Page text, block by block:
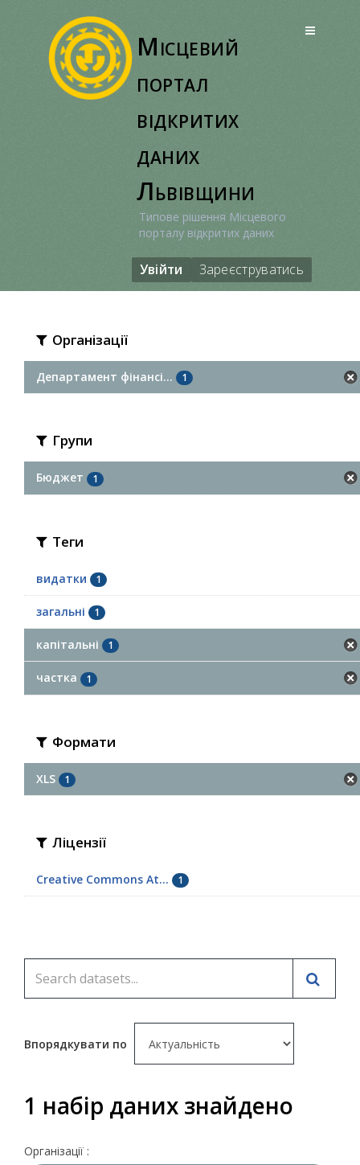
Місцевий
портал
відкритих
даних
Львівщини
Типове рішення Місцевого
порталу відкритих даних
Увійти Зареєструватись
Організації
Департамент фінансі... 1
Групи
Бюджет 1
Теги
видатки 1
загальні 1
капітальні 1
частка 1
Формати
XLS 1
Ліцензії
Creative Commons At... 1
Впорядкувати по
1 набір даних знайдено
Організації :